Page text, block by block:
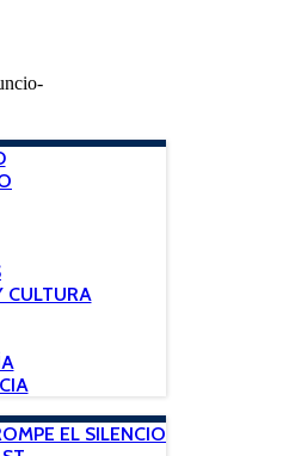
CULTURA
EL SILENCIO